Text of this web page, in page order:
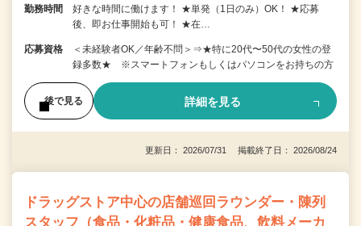
勤務時間
好きな時間に働けます！ ★単発（1日のみ）OK！ ★応募
後、即お仕事開始も可！ ★在…
応募資格
＜未経験者OK／年齢不問＞⇒★特に20代〜50代の女性の登
録多数★ ※スマートフォンもしくはパソコンをお持ちの方
後で見る 詳細を見る
更新日： 2026/07/31 掲載終了日： 2026/08/24
ドラッグストア中心の店舗巡回ラウンダー・陳列
スタッフ（食品・化粧品・健康食品、飲料メーカ